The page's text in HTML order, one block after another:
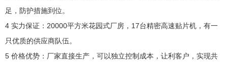
足，防护措施到位。
4 实力保证：20000平方米花园式厂房，17台精密高速贴片机，有一
只优质的供应商队伍。
5 价格优势：厂家直接生产，可以独立控制成本，让利客户，实现共